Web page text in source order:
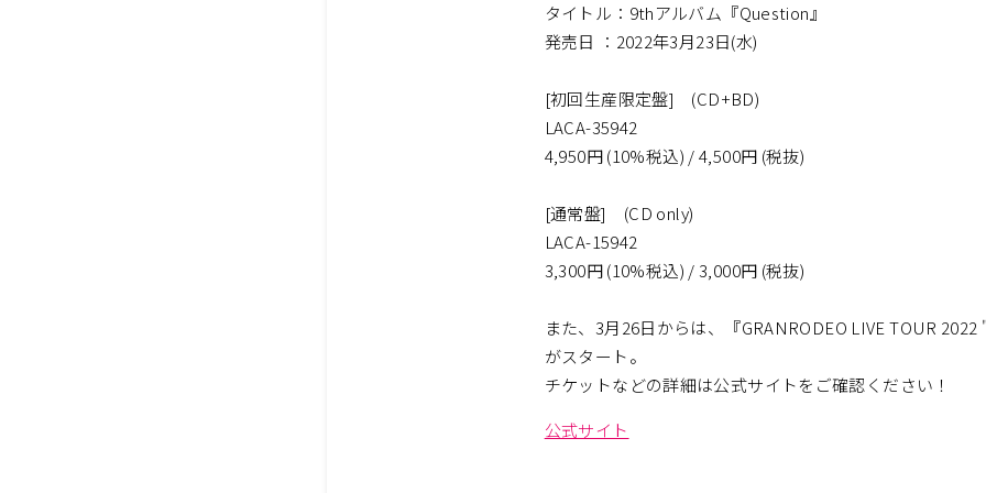
タイトル：9thアルバム『Question』
発売日 ：2022年3月23日(水)
[初回生産限定盤] (CD+BD)
LACA-35942
4,950円 (10%税込) / 4,500円 (税抜)
[通常盤] (CD only)
LACA-15942
3,300円 (10%税込) / 3,000円 (税抜)
また、3月26日からは、『GRANRODEO LIVE TOUR 2022
がスタート。
チケットなどの詳細は公式サイトをご確認ください！
公式サイト